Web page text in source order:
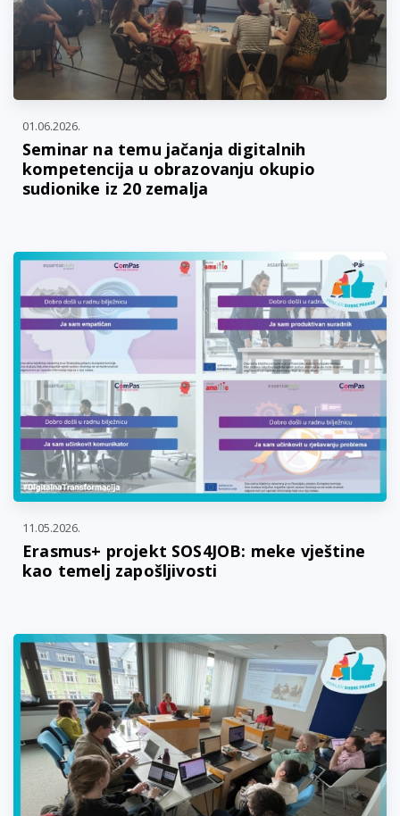
01.06.2026.
Seminar na temu jačanja digitalnih
kompetencija u obrazovanju okupio
sudionike iz 20 zemalja
11.05.2026.
Erasmus+ projekt SOS4JOB: meke vještine
kao temelj zapošljivosti